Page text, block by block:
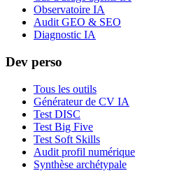
Observatoire IA
Audit GEO & SEO
Diagnostic IA
Dev perso
Tous les outils
Générateur de CV IA
Test DISC
Test Big Five
Test Soft Skills
Audit profil numérique
Synthèse archétypale